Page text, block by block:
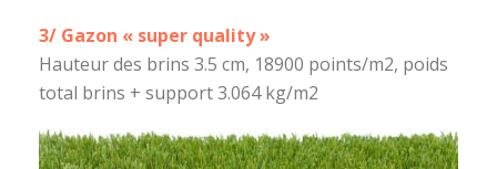
3/ Gazon « super quality »
Hauteur des brins 3.5 cm, 18900 points/m2, poids
total brins + support 3.064 kg/m2